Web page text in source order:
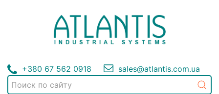
+380 67 562 0918 sales@atlantis.com.ua